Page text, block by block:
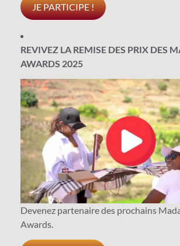
JE PARTICIPE !
REVIVEZ LA REMISE DES PRIX DES
AWARDS 2025
Devenez partenaire des prochains
Awards.